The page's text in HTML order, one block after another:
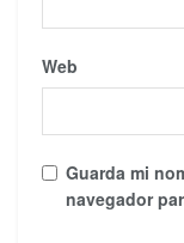
Web
Guarda mi
navegador